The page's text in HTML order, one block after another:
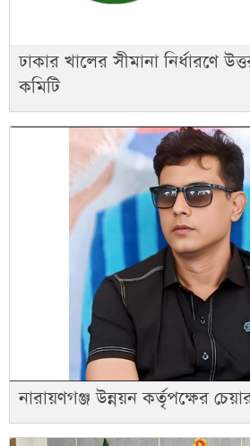
ঢাকার খালের সীমানা নির্ধারণে
কমিটি
নারায়ণগঞ্জ উন্নয়ন কর্তৃপক্ষের